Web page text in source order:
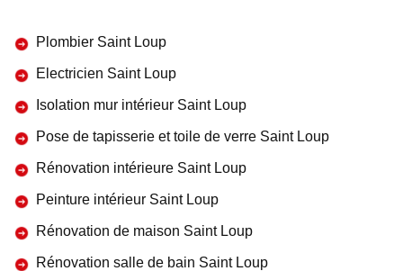
Plombier Saint Loup
Electricien Saint Loup
Isolation mur intérieur Saint Loup
Pose de tapisserie et toile de verre Saint Loup
Rénovation intérieure Saint Loup
Peinture intérieur Saint Loup
Rénovation de maison Saint Loup
Rénovation salle de bain Saint Loup